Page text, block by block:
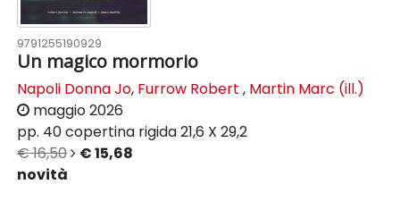
9791255190929
Un magico mormorio
Napoli Donna Jo, Furrow Robert , Martin Marc (ill.)
maggio 2026
pp. 40copertina rigida21,6 X 29,2
€ 16,50
€ 15,68
novità